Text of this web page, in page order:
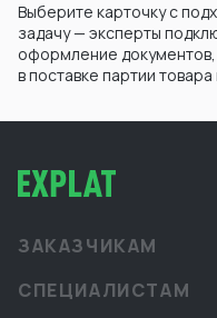
Выберите карточку с
задачу — эксперты
оформление
в поставке партии товара
ЗАКАЗЧИКАМ
СПЕЦИАЛИСТАМ